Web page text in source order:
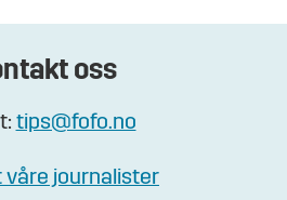
oss
tips@fofo.no
våre journalister